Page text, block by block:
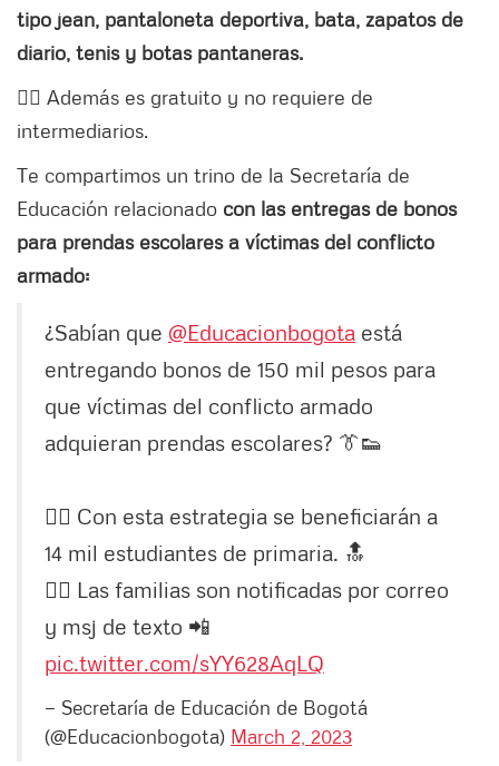
tipo jean, pantaloneta deportiva, bata, zapatos de
diario, tenis y botas pantaneras.
👉🏼 Además es gratuito y no requiere de
intermediarios.
Te compartimos un trino de la Secretaría de
Educación relacionado con las entregas de bonos
para prendas escolares a víctimas del conflicto
armado:
¿Sabían que @Educacionbogota está
entregando bonos de 150 mil pesos para
que víctimas del conflicto armado
adquieran prendas escolares? 👔👟
👉🏼 Con esta estrategia se beneficiarán a
14 mil estudiantes de primaria. 🔝
👉🏼 Las familias son notificadas por correo
y msj de texto 📲
pic.twitter.com/sYY628AqLQ
— Secretaría de Educación de Bogotá
(@Educacionbogota) March 2, 2023